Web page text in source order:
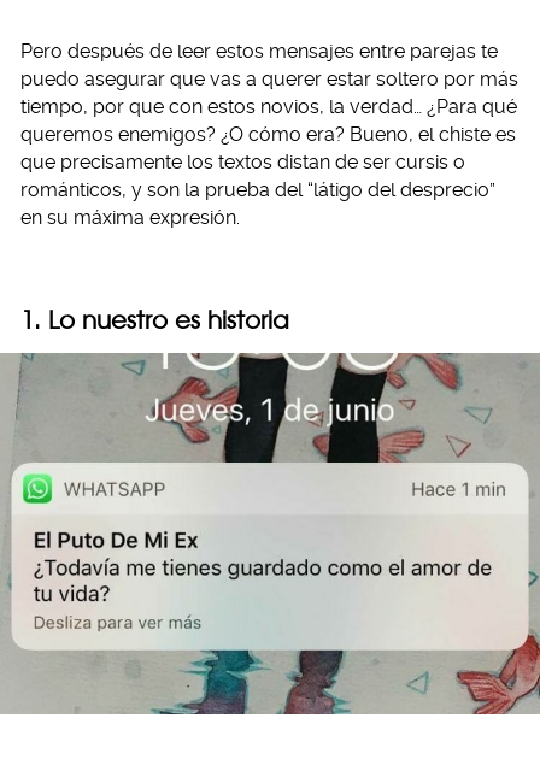
Pero después de leer estos mensajes entre parejas te
puedo asegurar que vas a querer estar soltero por más
tiempo, por que con estos novios, la verdad… ¿Para qué
queremos enemigos? ¿O cómo era? Bueno, el chiste es
que precisamente los textos distan de ser cursis o
románticos, y son la prueba del “látigo del desprecio”
en su máxima expresión.
1. Lo nuestro es historia